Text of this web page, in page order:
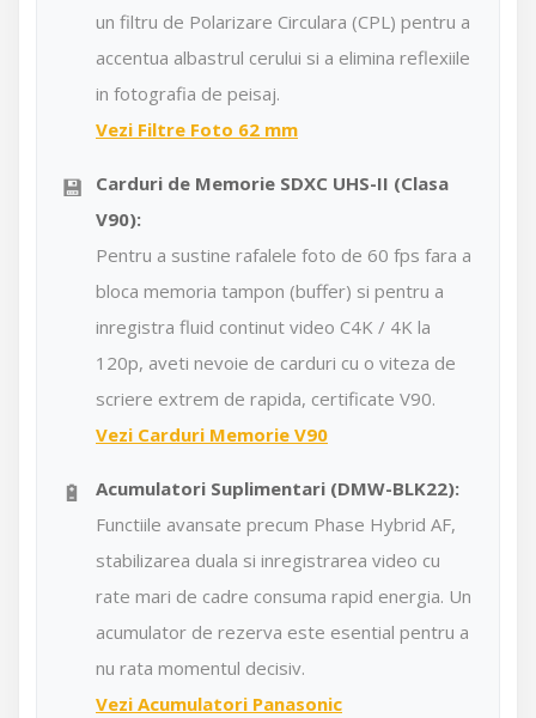
un filtru de Polarizare Circulara (CPL) pentru a
accentua albastrul cerului si a elimina reflexiile
in fotografia de peisaj.
Vezi Filtre Foto 62 mm
💾
Carduri de Memorie SDXC UHS-II (Clasa
V90):
Pentru a sustine rafalele foto de 60 fps fara a
bloca memoria tampon (buffer) si pentru a
inregistra fluid continut video C4K / 4K la
120p, aveti nevoie de carduri cu o viteza de
scriere extrem de rapida, certificate V90.
Vezi Carduri Memorie V90
🔋
Acumulatori Suplimentari (DMW-BLK22):
Functiile avansate precum Phase Hybrid AF,
stabilizarea duala si inregistrarea video cu
rate mari de cadre consuma rapid energia. Un
acumulator de rezerva este esential pentru a
nu rata momentul decisiv.
Vezi Acumulatori Panasonic